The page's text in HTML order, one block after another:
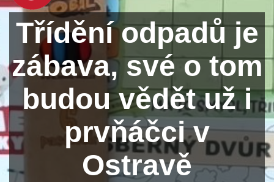
Třídění odpadů je
zábava, své o tom
budou vědět už i
prvňáčci v
Ostravě